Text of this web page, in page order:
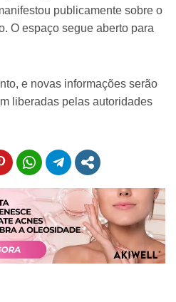
publicamente sobre o
O espaço segue aberto para
e novas informações serão
liberadas pelas autoridades